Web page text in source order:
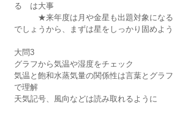
る　は大事
★来年度は月や金星も出題対象になる
でしょうから、まずは星をしっかり固めよう
大問3
グラフから気温や湿度をチェック
気温と飽和水蒸気量の関係性は言葉とグラフ
で理解
天気記号、風向などは読み取れるように